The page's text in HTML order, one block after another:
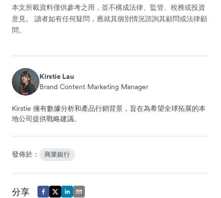
本文所載資料僅供參考之用，並不構成法律、監管、稅務或投資
意見。 讀者如有任何疑問，應就其個別情況諮詢其顧問或法律顧
問。
Kirstie Lau
Brand Content Marketing Manager
Kirstie 擁有數據分析和產品行銷背景，旨在為希望全球拓展的本
地公司提供戰略建議。
發佈於： 商業銀行
分享